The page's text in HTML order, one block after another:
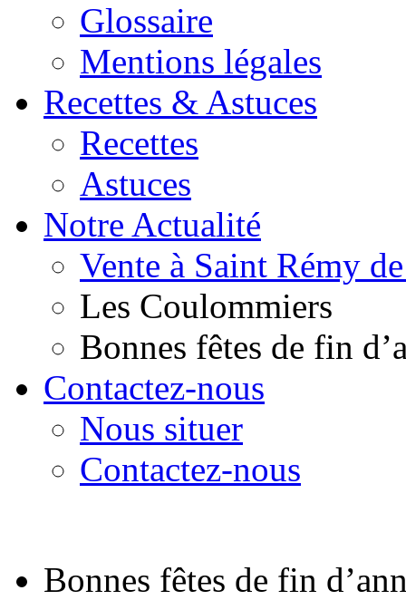
Glossaire
Mentions légales
Recettes & Astuces
Recettes
Astuces
Notre Actualité
Vente à Saint Rémy
Les Coulommiers
Bonnes fêtes de fin
Contactez-nous
Nous situer
Contactez-nous
Bonnes fêtes de fin